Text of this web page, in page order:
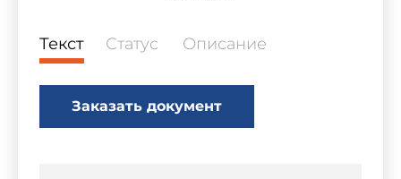
Текст Статус Описание
Заказать документ